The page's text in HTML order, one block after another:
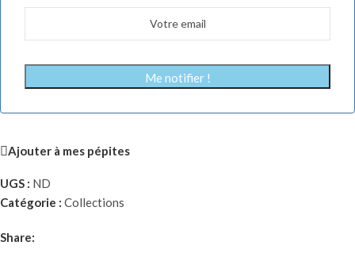
Me notifier !
Ajouter à mes pépites
UGS : ND
Catégorie : Collections
Share: